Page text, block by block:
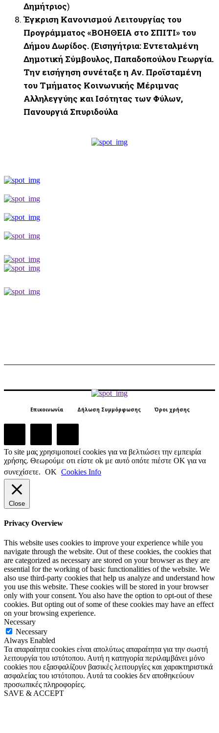
Δημήτριος)
Έγκριση Κανονισμού Λειτουργίας του
Προγράμματος «ΒΟΗΘΕΙΑ στο ΣΠΙΤΙ» του
Δήμου Δωρίδος. (Εισηγήτρια: Εντεταλμένη
Δημοτική Σύμβουλος, Παπαδοπούλου Γεωργία.
Την εισήγηση συνέταξε η Αν. Προϊσταμένη
του Τμήματος Κοινωνικής Μέριμνας
Αλληλεγγύης και Ισότητας των Φύλων,
Πανουργιά Σπυριδούλα
Επικοινωνία Δήλωση Συμμόρφωσης Όροι χρήσης
Το site μας χρησιμοποιεί cookies για να βελτιώσει την εμπειρία
χρήσης. Θεωρούμε οτι είστε ok με αυτό οπότε πιέστε ΟΚ για να
συνεχίσετε. ΟΚ Cookies Info
Close
Privacy Overview
This website uses cookies to improve your experience while you
navigate through the website. Out of these cookies, the cookies that
are categorized as necessary are stored on your browser as they are
essential for the working of basic functionalities of the website. We
also use third-party cookies that help us analyze and understand how
you use this website. These cookies will be stored in your browser
only with your consent. You also have the option to opt-out of these
cookies. But opting out of some of these cookies may have an effect
on your browsing experience.
Necessary
Necessary
Always Enabled
Τα απαραίτητα cookies είναι απολύτως απαραίτητα για την σωστή
λειτουργία του ιστότοπου. Αυτή η κατηγορία περιλαμβάνει μόνο
cookies που εξασφαλίζουν βασικές λειτουργίες και χαρακτηριστικά
ασφαλείας του ιστότοπου. Αυτά τα cookies δεν αποθηκεύουν
προσωπικές πληροφορίες.
SAVE & ACCEPT